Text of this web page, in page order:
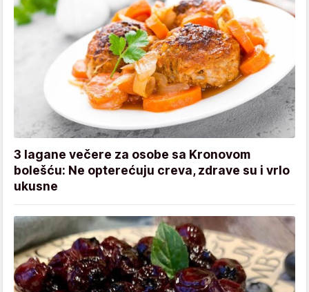
3 lagane večere za osobe sa Kronovom
bolešću: Ne opterećuju creva, zdrave su i vrlo
ukusne